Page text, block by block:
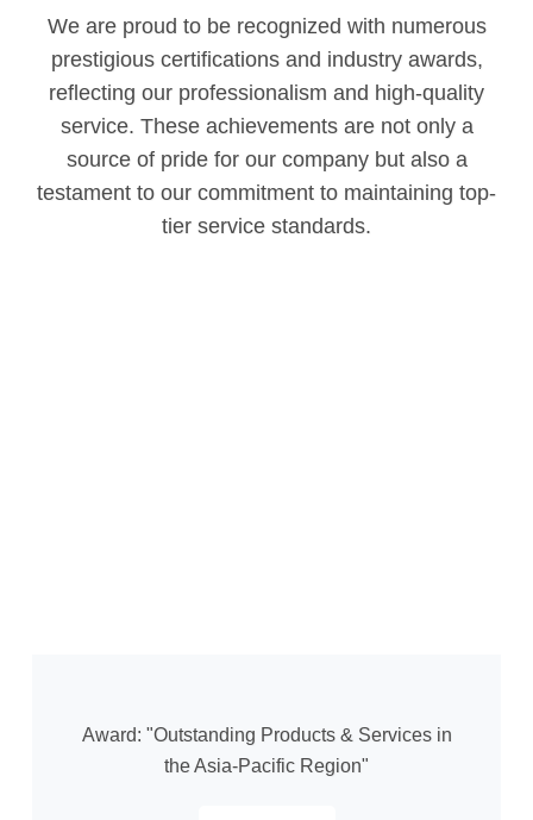
We are proud to be recognized with numerous
prestigious certifications and industry awards,
reflecting our professionalism and high-quality
service. These achievements are not only a
source of pride for our company but also a
testament to our commitment to maintaining top-
tier service standards.
Award: "Outstanding Products & Services in
the Asia-Pacific Region"